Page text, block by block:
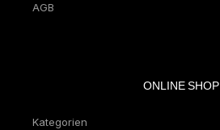
AGB
ONLINE SHOP
Kategorien